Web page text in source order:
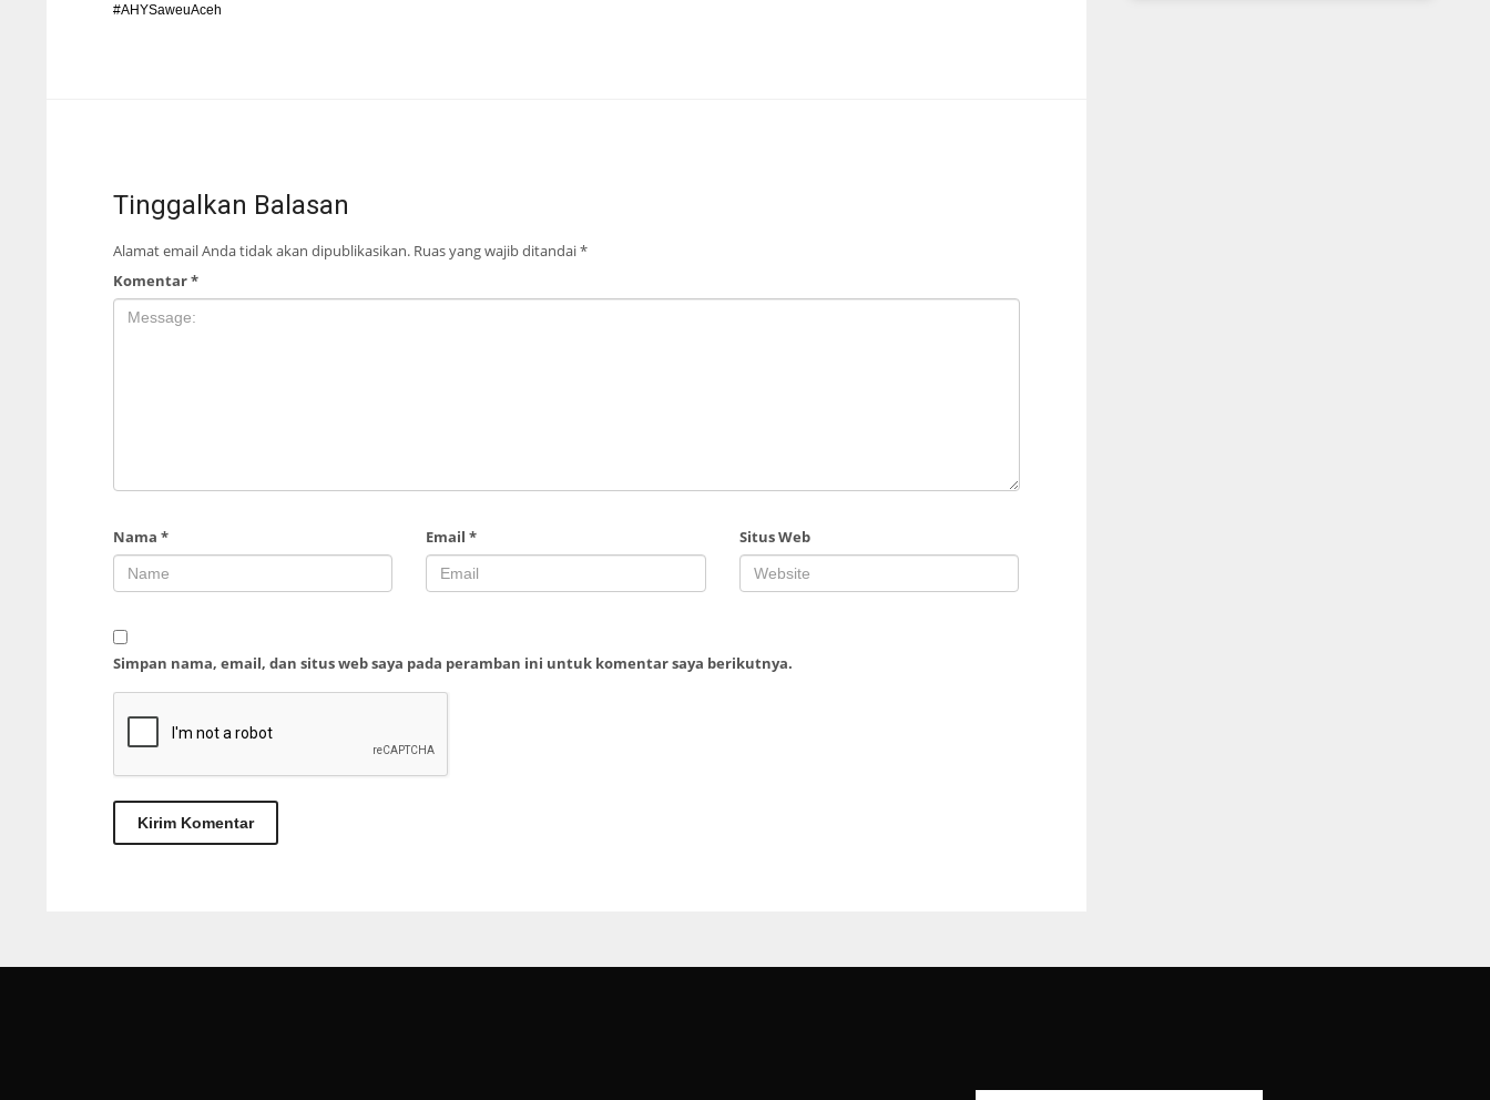
#AHYSaweuAceh
Tinggalkan Balasan
Alamat email Anda tidak akan dipublikasikan. Ruas yang wajib ditandai*
Komentar*
Nama * Email* Situs Web
Simpan nama, email, dan situs web saya pada peramban ini untuk komentar saya berikutnya.